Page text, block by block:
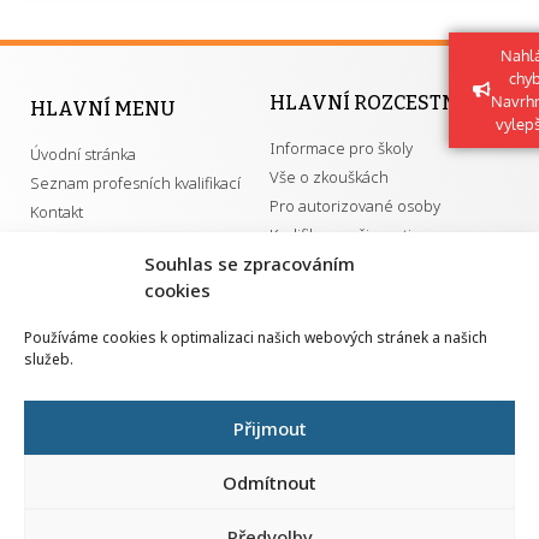
Souhlas se zpracováním
cookies
Používáme cookies k optimalizaci našich webových stránek a našich
služeb.
Přijmout
Odmítnout
HLAVNÍ MENU
Úvodní stránka
Seznam profesních kvalifikací
Kontakt
HLAVNÍ ROZCESTNÍK
Informace pro školy
Vše o zkouškách
Pro autorizované osoby
Kvalifikace a živnosti
GDPR
Národní pedagogický institut ČR
Senovážné náměstí 25
110 00 Praha 1